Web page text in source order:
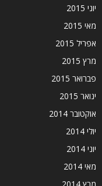
יוני 2015
מאי 2015
אפריל 2015
מרץ 2015
פברואר 2015
ינואר 2015
אוקטובר 2014
יולי 2014
יוני 2014
מאי 2014